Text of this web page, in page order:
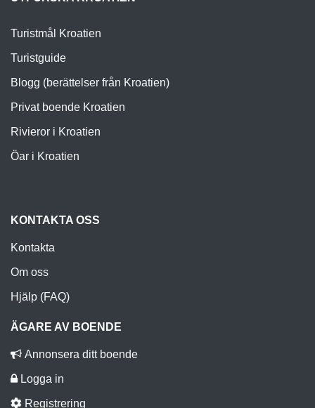
Turistmål Kroatien
Turistguide
Blogg (berättelser från Kroatien)
Privat boende Kroatien
Rivieror i Kroatien
Öar i Kroatien
KONTAKTA OSS
Kontakta
Om oss
Hjälp (FAQ)
ÄGARE AV BOENDE
Annonsera ditt boende
Logga in
Registrering